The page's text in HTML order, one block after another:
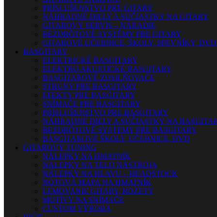
PRÍSLUŠENSTVO PRE GITARY
NÁHRADNÉ DIELY A SÚČIASTKY NA GITARY
GITAROVÝ SERVIS – NÁRADIE
BEZDRÔTOVÉ SYSTÉMY PRE GITARY
GITAROVÉ UČEBNICE, ŠKOLY, SPEVNÍKY, DVD
BASGITARY
ELEKTRICKÉ BASGITARY
ELEKTRO AKUSTICKÉ BASGITARY
BASGITAROVÉ ZOSILŇOVAČE
STRUNY PRE BASGITARY
EFEKTY PRE BASGITARY
SNÍMAČE PRE BASGITARY
PRÍSLUŠENSTVO PRE BASGITARY
NÁHRADNÉ DIELY A SÚČIASTKY NA
BEZDRÔTOVÉ SYSTÉMY PRE BASGITARY
BASGITAROVÉ ŠKOLY, UČEBNICE, DVD
GITAROVÝ TUNING
NÁLEPKY NA HMATNÍK
NÁLEPKY NA TELO NÁSTROJA
NÁLEPKY NA HLAVU – HEADSTOCK
NOTOVÁ MAPA NA HMATNÍK
LEMOVANIE GITARY, ROZETY
MOTÍVY NA SNÍMAČE
CUSTOM VÝROBA